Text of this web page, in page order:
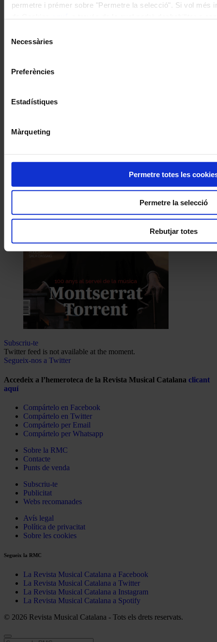
permetre i prémer sobre "Permetre la selecció". Si vol més
Necessàries
Preferències
Estadístiques
Màrqueting
Permetre totes les
Permetre la selecció
Rebutjar totes
Subscriu-te
Twitter feed is not available at the moment.
Segueix-nos a Twitter
Accedeix a l’hemeroteca de la Revista Musical Catalana clicant
aquí
Compártelo en Facebook
Compártelo en Twitter
Compártelo per Email
Compártelo per Whatsapp
Sobre la RMC
Contacte
Punts de venda
Subscriu-te
Publicitat
Webs recomanades
Avís legal
Política de privacitat
Sobre les cookies
Segueix la RMC
La Revista Musical Catalana a Facebook
La Revista Musical Catalana a Twitter
La Revista Musical Catalana a Instagram
La Revista Musical Catalana a Spotify
© 2026 Revista Musical Catalana - Tots els drets reservats.